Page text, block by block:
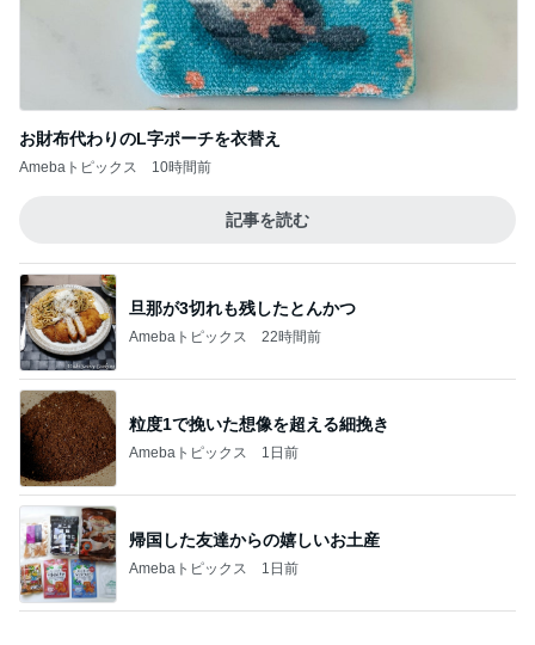
ヘビロテしたくなる数量限定の紅茶
Amebaトピックス 1日前
Amebaトピックス 9時間前
假屋崎 ぼんぼり祭りに出品した作品
Amebaトピックス 1日前
モト冬樹 愛犬の可愛い幸せそうな寝顔
Amebaトピックス 1日前